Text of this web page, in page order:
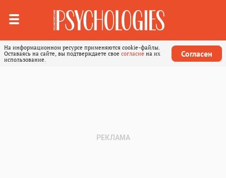
На информационном ресурсе применяются cookie-файлы.
Оставаясь на сайте, вы подтверждаете свое согласие на их
использование.
Согласен